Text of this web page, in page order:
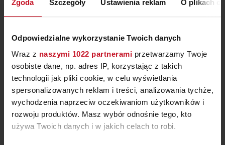
Zgoda Szczegóły Ustawienia reklam O plikach
Odpowiedzialne wykorzystanie Twoich danych
Wraz z naszymi 1022 partnerami przetwarzamy Twoje
osobiste dane, np. adres IP, korzystając z takich
technologii jak pliki cookie, w celu wyświetlania
spersonalizowanych reklam i treści, analizowania tychże,
wychodzenia naprzeciw oczekiwaniom użytkowników i
rozwoju produktów. Masz wybór odnośnie tego, kto
używa Twoich danych i w jakich celach to robi.
W KATEGORII: MEBLE, SALON